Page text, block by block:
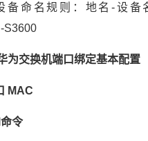
备命名规则：地名-设备
S3600
为交换机端口绑定基本配置
MAC
令